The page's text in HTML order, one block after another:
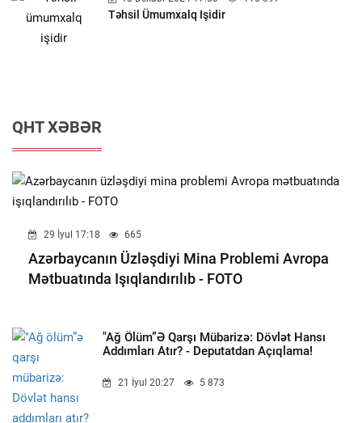
Təhsil Ümumxalq Işidir
QHT XƏBƏR
29 İyul 17:18 665
Azərbaycanın Üzləşdiyi Mina Problemi Avropa
Mətbuatında Işıqlandırılıb - FOTO
"Ağ Ölüm”ə Qarşı Mübarizə: Dövlət Hansı
Addımları Atır? - Deputatdan Açıqlama!
21 İyul 20:27 5 873